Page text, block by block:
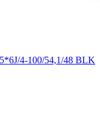
4-100/54,1/48 BLK